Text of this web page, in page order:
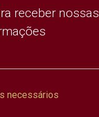
receber nossas
necessários